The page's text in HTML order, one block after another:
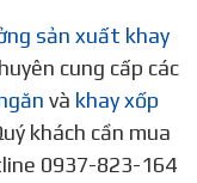
sản xuất khay
cung cấp các
và khay xốp
khách cần mua
0937-823-164